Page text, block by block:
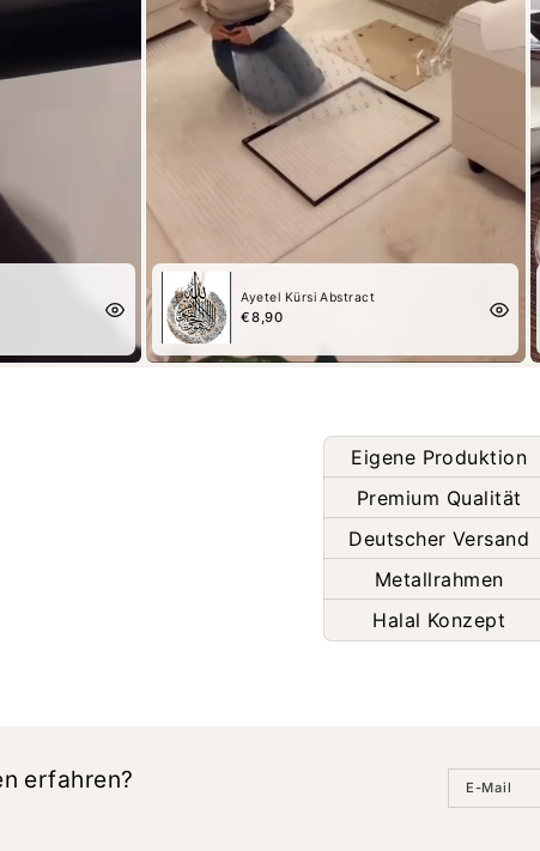
Ayetel Kürsi Abstract
€8,90
Eigene Produktion
Premium Qualität
Deutscher Versand
Metallrahmen
Halal Konzept
erfahren? E-Mail